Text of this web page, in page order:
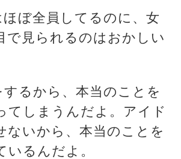
ほぼ全員してるのに、女
で見られるのはおかしい
するから、本当のことを
てしまうんだよ。アイド
ないから、本当のことを
いるんだよ。